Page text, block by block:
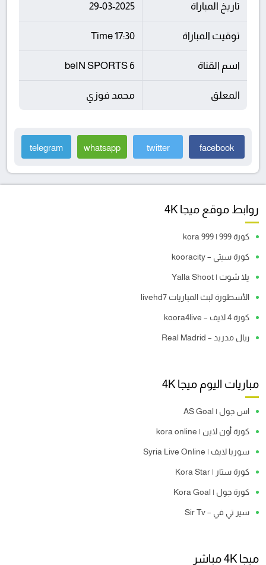
تاريخ المباراة 29-03-2025
توقيت المباراة 17:30 Time
اسم القناة beIN SPORTS 6
المعلق محمد فوزي
facebook
twitter
whatsapp
telegram
روابط موقع ميجا 4K
كورة 999 | kora 999
كورة سيتي – kooracity
يلا شوت | Yalla Shoot
الأسطورة لبث المباريات livehd7
كورة 4 لايف – koora4live
ريال مدريد – Real Madrid
مباريات اليوم ميجا 4K
اس جول | AS Goal
كورة أون لاين | kora online
سوريا لايف | Syria Live Online
كورة ستار | Kora Star
كورة جول | Kora Goal
سير تي في – Sir Tv
ميجا 4K مباشر